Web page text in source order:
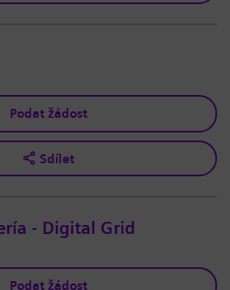
Podat žádost
Sdílet
- Digital Grid
Podat žádost